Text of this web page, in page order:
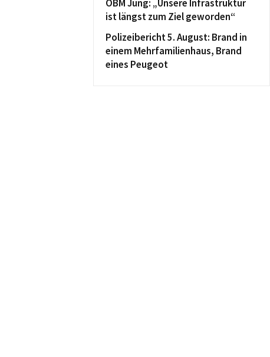
OBM Jung: „Unsere Infrastruktur
ist längst zum Ziel geworden“
Polizeibericht 5. August: Brand in
einem Mehrfamilienhaus, Brand
eines Peugeot